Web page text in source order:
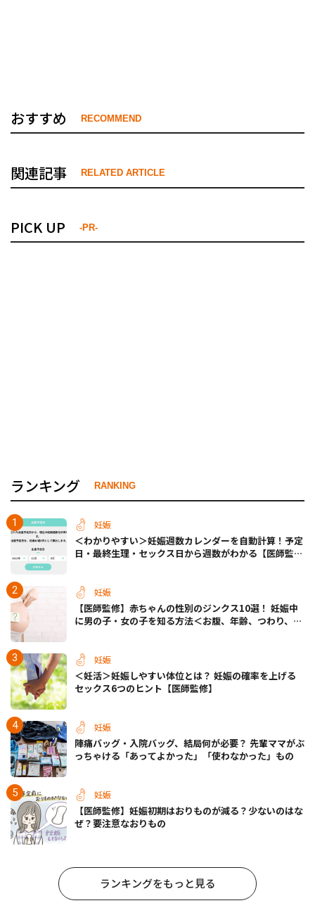
おすすめ RECOMMEND
関連記事 RELATED ARTICLE
PICK UP -PR-
ランキング RANKING
妊娠
＜わかりやすい＞妊娠週数カレンダーを自動計算！予定
日・最終生理・セックス日から週数がわかる【医師監
妊娠
【医師監修】赤ちゃんの性別のジンクス10選！ 妊娠中
に男の子・女の子を知る方法＜お腹、年齢、つわり、胎
妊娠
＜妊活＞妊娠しやすい体位とは？ 妊娠の確率を上げる
セックス6つのヒント【医師監修】
妊娠
陣痛バッグ・入院バッグ、結局何が必要？ 先輩ママがぶ
っちゃける「あってよかった」「使わなかった」もの
妊娠
【医師監修】妊娠初期はおりものが減る？少ないのはな
ぜ？要注意なおりもの
ランキングをもっと見る